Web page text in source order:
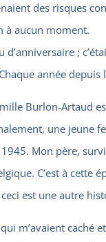
des risques
à aucun moment.
d’anniversaire ;
année depuis
Burlon-Artaud
une jeune
1945. Mon père,
C’est à cette
est une autre
m’avaient